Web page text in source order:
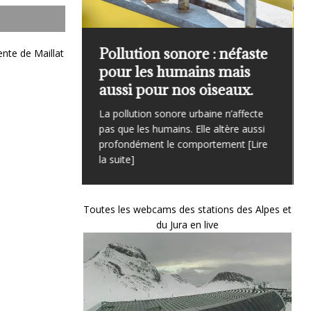
cultures
de Maillat
Pollution sonore : néfaste
pour les humains mais
aussi pour nos oiseaux.
La pollution sonore urbaine n’affecte
pas que les humains. Elle altère aussi
profondément le comportement [Lire
la suite]
Toutes les webcams des stations des Alpes et
du Jura en live